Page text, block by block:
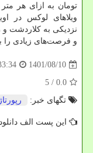
تومان به ازای هر
ویلاهای لوکس در
نزدیکی به کلاردشت
و فرصت‌های زیادی را
1401/08/10
0.0
/ 5
تگهای خبر:
رپورتاژ
این پست الف